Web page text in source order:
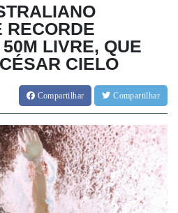
RECORDE
LIVRE, QUE
CIELO
Compartilhar Compartilhar